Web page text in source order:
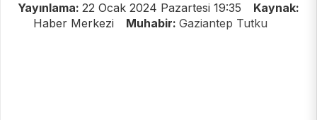
Yayınlama: 22 Ocak 2024 Pazartesi 19:35
Kaynak:
Haber Merkezi
Muhabir: Gaziantep Tutku